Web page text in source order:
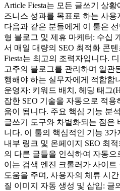
Article Fiesta는 모든 글쓰기 상
즈니스 성과를 목표로 하는 사
다음과 같은 분들에게 이 툴은
형 블로그 및 제휴 마케터: 수십
서 매일 대량의 SEO 최적화 콘
Fiesta는 최고의 조력자입니다.
고주의 블로그를 관리하며 일관
행해야 하는 실무자에게 적합합
운영자: 키워드 배치, 헤딩 태그
잡한 SEO 기술을 자동으로 적
움이 됩니다. 주요 핵심 기능 분
글쓰기 도구와 차별화되는 점은
니다. 이 툴의 핵심적인 기능 3
내부 링크 및 온페이지 SEO 최
의 다른 글들을 인식하여 자동
이는 검색 엔진 크롤러가 사이
도움을 주며, 사용자의 체류 시
질 이미지 자동 생성 및 삽입: 글